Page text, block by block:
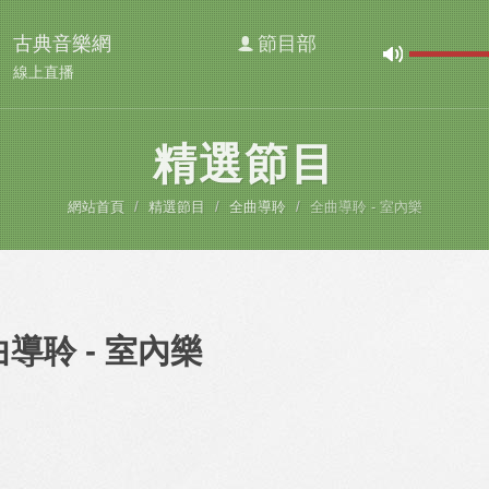
古典音樂網 節目部
線上直播